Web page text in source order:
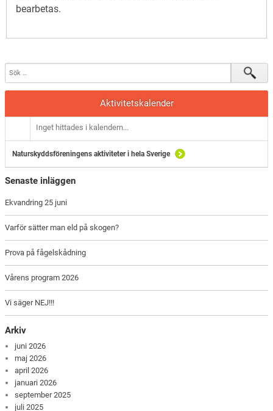
bearbetas.
Aktivitetskalender
Inget hittades i kalendern...
Naturskyddsföreningens aktiviteter i hela Sverige
Senaste inläggen
Ekvandring 25 juni
Varför sätter man eld på skogen?
Prova på fågelskådning
Vårens program 2026
Vi säger NEJ!!!
Arkiv
juni 2026
maj 2026
april 2026
januari 2026
september 2025
juli 2025